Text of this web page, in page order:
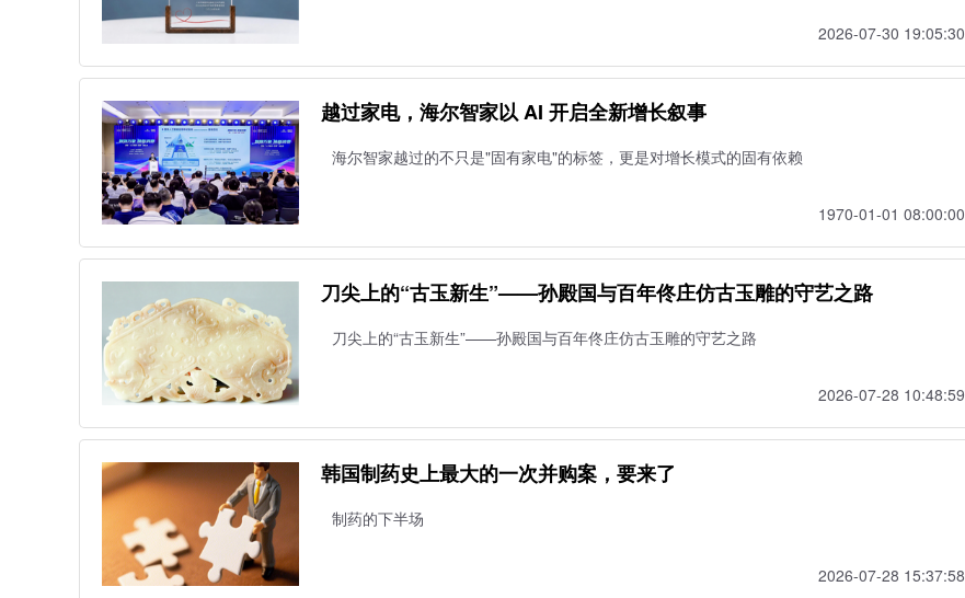
2026-07-30 19:05:30
越过家电，海尔智家以 AI 开启全新增长叙事
海尔智家越过的不只是"固有家电"的标签，更是对增长模式的固有依赖
1970-01-01 08:00:00
刀尖上的“古玉新生”——孙殿国与百年佟庄仿古玉雕的守艺之路
刀尖上的“古玉新生”——孙殿国与百年佟庄仿古玉雕的守艺之路
2026-07-28 10:48:59
韩国制药史上最大的一次并购案，要来了
制药的下半场
2026-07-28 15:37:58